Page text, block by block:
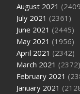
August 2021
July 2021 (2361)
June 2021 (2445)
May 2021 (1956)
April 2021 (2342)
March 2021 (2372)
February 2021
January 2021